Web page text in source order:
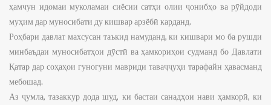
ҳамчун идомаи муколамаи сиёсии сатҳи олии ҷонибҳо ва рӯйдоди
муҳим дар муносибати ду кишвар арзёбӣ карданд.
Роҳбари давлат махсусан таъкид намуданд, ки кишвари мо ба рушди
минбаъдаи муносибатҳои дӯстӣ ва ҳамкориҳои судманд бо Давлати
Қатар дар соҳаҳои гуногуни мавриди таваҷҷуҳи тарафайн ҳавасманд
мебошад.
Аз ҷумла, тазаккур дода шуд, ки бастаи санадҳои нави ҳамкорӣ, ки